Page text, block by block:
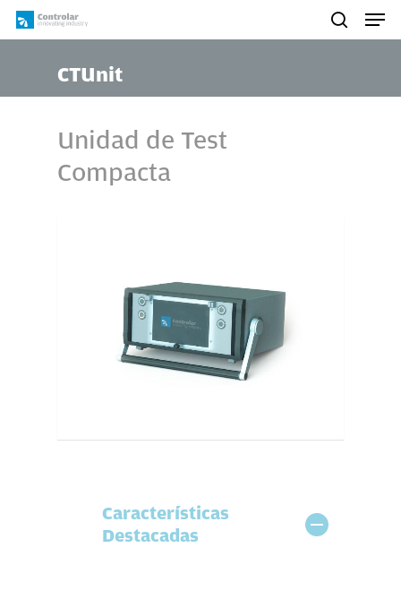
Skip
search
CTUnit
Unidad de Test
Compacta
Características
Destacadas